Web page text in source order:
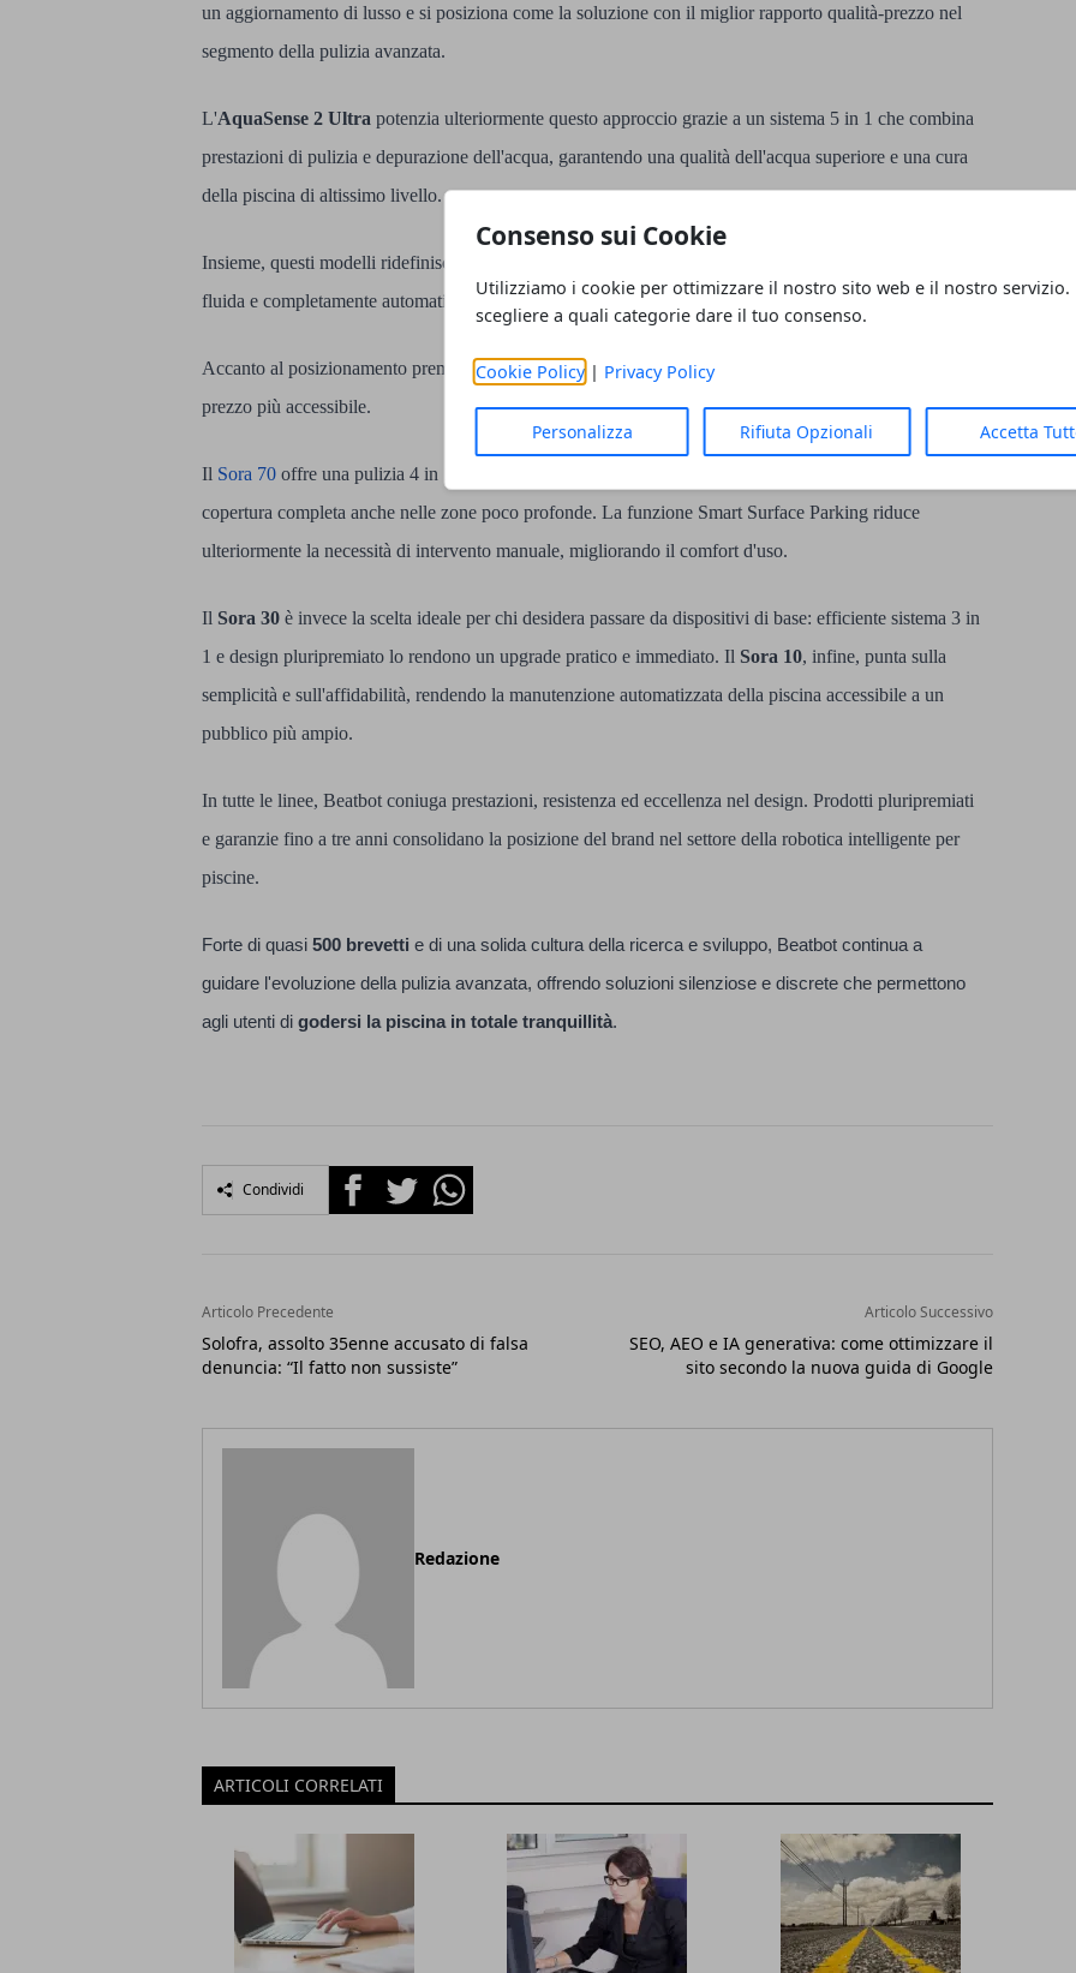
Consenso sui Cookie
Utilizziamo i cookie per ottimizzare il nostro sito web e il nostro servizio.
scegliere a quali categorie dare il tuo consenso.
Cookie Policy| Privacy Policy
Personalizza Rifiuta Opzionali Accetta
un aggiornamento di lusso e si posiziona come la soluzione con il miglior rapporto qualità-prezzo nel
segmento della pulizia avanzata.
L'AquaSense 2 Ultra potenzia ulteriormente questo approccio grazie a un sistema 5 in 1 che combina
prestazioni di pulizia e depurazione dell'acqua, garantendo una qualità dell'acqua superiore e una cura
della piscina di altissimo livello.
Insieme, questi modelli ridefiniscono gli standard nella pulizia senza filo, offrendo una manutenzione
fluida e completamente automatizzata.
Accanto al posizionamento premium, la serie Sora si rivolge agli utenti in cerca di un upgrade a un
prezzo più accessibile.
Il Sora 70 offre una pulizia 4 in 1 su pavimento, pareti, linea di galleggiamento e superficie, con
copertura completa anche nelle zone poco profonde. La funzione Smart Surface Parking riduce
ulteriormente la necessità di intervento manuale, migliorando il comfort d'uso.
Il Sora 30 è invece la scelta ideale per chi desidera passare da dispositivi di base: efficiente sistema 3 in
1 e design pluripremiato lo rendono un upgrade pratico e immediato. Il Sora 10, infine, punta sulla
semplicità e sull'affidabilità, rendendo la manutenzione automatizzata della piscina accessibile a un
pubblico più ampio.
In tutte le linee, Beatbot coniuga prestazioni, resistenza ed eccellenza nel design. Prodotti pluripremiati
e garanzie fino a tre anni consolidano la posizione del brand nel settore della robotica intelligente per
piscine.
Forte di quasi 500 brevetti e di una solida cultura della ricerca e sviluppo, Beatbot continua a
guidare l'evoluzione della pulizia avanzata, offrendo soluzioni silenziose e discrete che permettono
agli utenti di godersi la piscina in totale tranquillità.
Condividi FacebookTwitterWhatsapp
Articolo Precedente
Solofra, assolto 35enne accusato di falsa
denuncia: “Il fatto non sussiste”
Articolo Successivo
SEO, AEO e IA generativa: come ottimizzare il
sito secondo la nuova guida di Google
Redazione
ARTICOLI CORRELATI